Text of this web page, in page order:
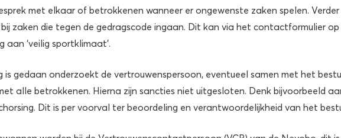
met elkaar of betrokkenen wanneer er ongewenste zaken spelen. Verder
zaken die tegen de gedragscode ingaan. Dit kan via het contactformulier op
aan ‘veilig sportklimaat’.
is gedaan onderzoekt de vertrouwenspersoon, eventueel samen met het
alle betrokkenen. Hierna zijn sancties niet uitgesloten. Denk bijvoorbeeld
Dit is per voorval ter beoordeling en verantwoordelijkheid van het